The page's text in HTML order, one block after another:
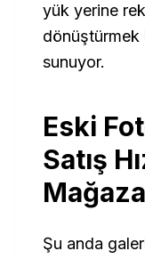
yük yerine
dönüştürmek
sunuyor.
Eski
Satış
Şu anda